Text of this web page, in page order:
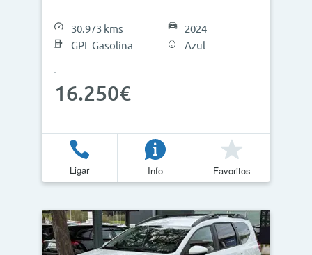
30.973 kms
GPL Gasolina
2024
Azul
16.250€
Ligar Info Favoritos